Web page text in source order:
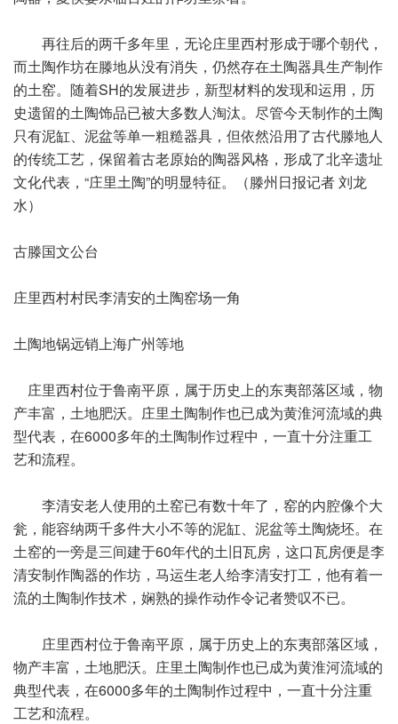
再往后的两千多年里，无论庄里西村形成于哪个朝代，
而土陶作坊在滕地从没有消失，仍然存在土陶器具生产制作
的土窑。随着SH的发展进步，新型材料的发现和运用，历
史遗留的土陶饰品已被大多数人淘汰。尽管今天制作的土陶
只有泥缸、泥盆等单一粗糙器具，但依然沿用了古代滕地人
的传统工艺，保留着古老原始的陶器风格，形成了北辛遗址
文化代表，“庄里土陶”的明显特征。（滕州日报记者 刘龙
水）
古滕国文公台
庄里西村村民李清安的土陶窑场一角
土陶地锅远销上海广州等地
庄里西村位于鲁南平原，属于历史上的东夷部落区域，物
产丰富，土地肥沃。庄里土陶制作也已成为黄淮河流域的典
型代表，在6000多年的土陶制作过程中，一直十分注重工
艺和流程。
李清安老人使用的土窑已有数十年了，窑的内腔像个大
瓮，能容纳两千多件大小不等的泥缸、泥盆等土陶烧坯。在
土窑的一旁是三间建于60年代的土旧瓦房，这口瓦房便是李
清安制作陶器的作坊，马运生老人给李清安打工，他有着一
流的土陶制作技术，娴熟的操作动作令记者赞叹不已。
庄里西村位于鲁南平原，属于历史上的东夷部落区域，
物产丰富，土地肥沃。庄里土陶制作也已成为黄淮河流域的
典型代表，在6000多年的土陶制作过程中，一直十分注重
工艺和流程。